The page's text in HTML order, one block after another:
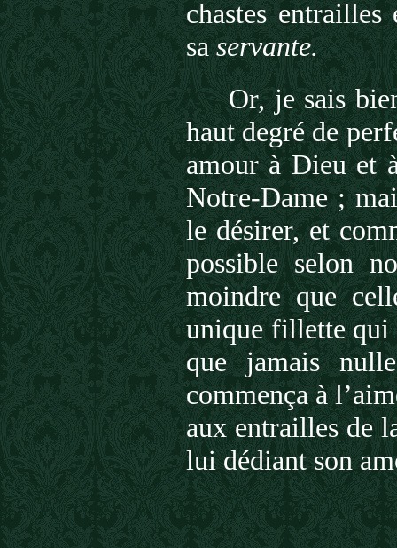
chastes
sa servante.
Or, je sais
haut degré de
amour à Dieu et
Notre-Dame ;
le désirer, et
possible selon
moindre que
unique fillette qui
que jamais
commença à
aux entrailles de
lui dédiant son